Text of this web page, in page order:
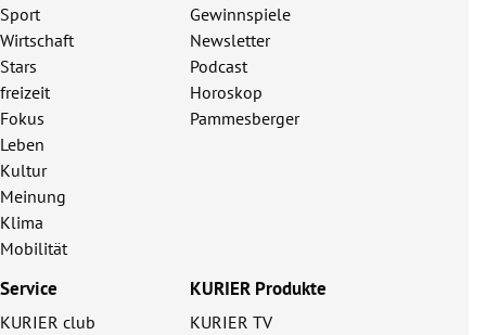
Sport
Wirtschaft
Stars
freizeit
Fokus
Leben
Kultur
Meinung
Klima
Mobilität
Gewinnspiele
Newsletter
Podcast
Horoskop
Pammesberger
Service
KURIER club
KURIER Produkte
KURIER TV